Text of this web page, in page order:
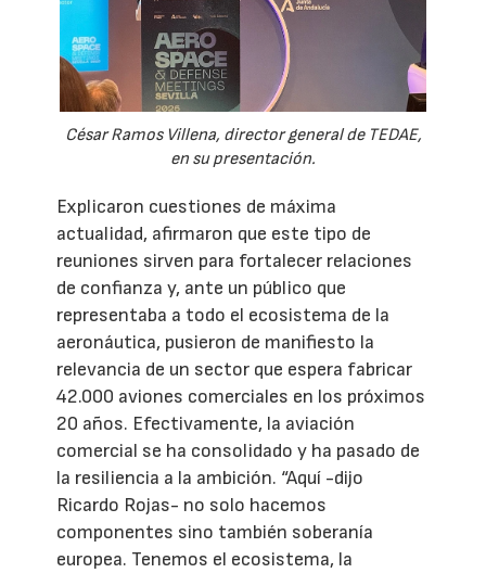
César Ramos Villena, director general de TEDAE,
en su presentación.
Explicaron cuestiones de máxima
actualidad, afirmaron que este tipo de
reuniones sirven para fortalecer relaciones
de confianza y, ante un público que
representaba a todo el ecosistema de la
aeronáutica, pusieron de manifiesto la
relevancia de un sector que espera fabricar
42.000 aviones comerciales en los próximos
20 años. Efectivamente, la aviación
comercial se ha consolidado y ha pasado de
la resiliencia a la ambición. “Aquí -dijo
Ricardo Rojas- no solo hacemos
componentes sino también soberanía
europea. Tenemos el ecosistema, la